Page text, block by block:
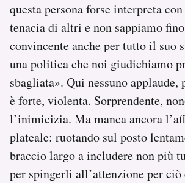
questa persona forse interpreta
tenacia di altri e non sappiamo
convincente anche per tutto il suo
una politica che noi giudichiamo
sbagliata». Qui nessuno applaude,
è forte, violenta. Sorprendente,
l’inimicizia. Ma manca ancora
plateale: ruotando sul posto
braccio largo a includere non più
per spingerli all’attenzione per ciò